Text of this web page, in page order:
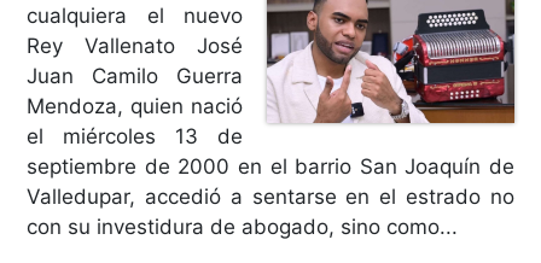
cualquiera el nuevo
Rey Vallenato José
Juan Camilo Guerra
Mendoza, quien nació
el miércoles 13 de
septiembre de 2000 en el barrio San Joaquín de
Valledupar, accedió a sentarse en el estrado no
con su investidura de abogado, sino como...